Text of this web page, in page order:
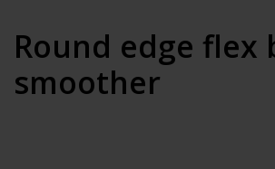
Round edge flex
smoother